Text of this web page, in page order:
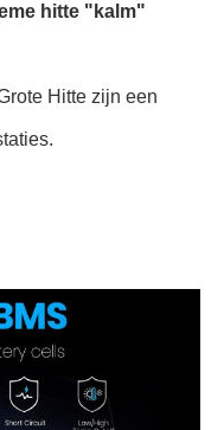
hitte "kalm"
Hitte zijn een